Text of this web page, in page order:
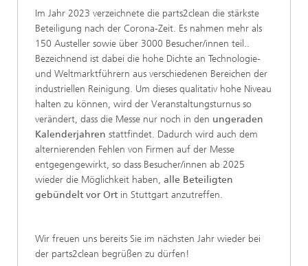
Im Jahr 2023 verzeichnete die parts2clean die stärkste
Beteiligung nach der Corona-Zeit. Es nahmen mehr als
150 Austeller sowie über 3000 Besucher/innen teil..
Bezeichnend ist dabei die hohe Dichte an Technologie-
und Weltmarktführern aus verschiedenen Bereichen der
industriellen Reinigung. Um dieses qualitativ hohe Niveau
halten zu können, wird der Veranstaltungsturnus so
verändert, dass die Messe nur noch in den ungeraden
Kalenderjahren stattfindet. Dadurch wird auch dem
alternierenden Fehlen von Firmen auf der Messe
entgegengewirkt, so dass Besucher/innen ab 2025
wieder die Möglichkeit haben, alle Beteiligten
gebündelt vor Ort in Stuttgart anzutreffen.
Wir freuen uns bereits Sie im nächsten Jahr wieder bei
der parts2clean begrüßen zu dürfen!